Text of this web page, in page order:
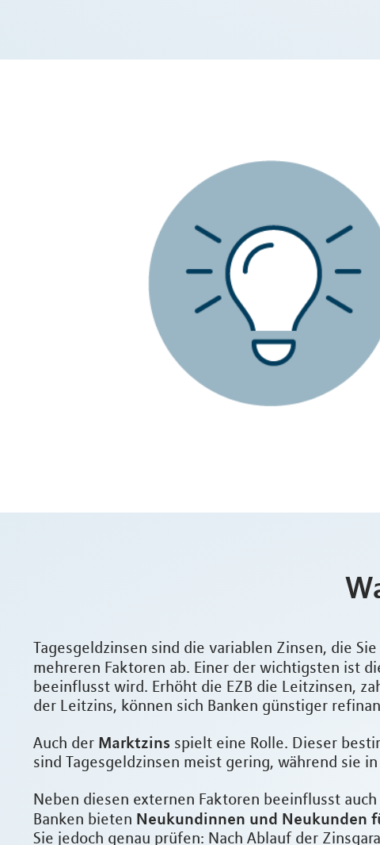
Tagesgeldzinsen sind die variablen Zinsen, die
mehreren Faktoren ab. Einer der wichtigsten ist
beeinflusst wird. Erhöht die EZB die Leitzinsen,
der Leitzins, können sich Banken günstiger
Auch der Marktzins spielt eine Rolle. Dieser
sind Tagesgeldzinsen meist gering, während sie
Neben diesen externen Faktoren beeinflusst
Banken bieten Neukundinnen und Neukunden
Sie jedoch genau prüfen: Nach Ablauf der